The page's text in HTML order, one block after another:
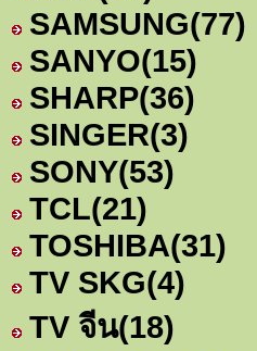
SAMSUNG(77)
SANYO(15)
SHARP(36)
SINGER(3)
SONY(53)
TCL(21)
TOSHIBA(31)
TV SKG(4)
TV จีน(18)